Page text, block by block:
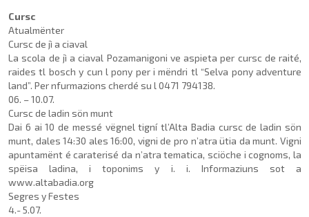
Cursc
Atualmënter
Cursc de jì a ciaval
La scola de jì a ciaval Poza­manigoni ve aspieta per cursc de raité,
raides tl bosch y cun l pony per i mëndri tl “Selva pony adventure
land”. Per nfurmazions cherdé su l 0471 794138.
06. – 10.07.
Cursc de ladin sön munt
Dai 6 ai 10 de messé vëgnel tigní tl’Alta Badia cursc de ladin sön
munt, dales 14:30 ales 16:00, vigni de pro n’atra ütia da munt. Vigni
apunta­mënt é caraterisé da n’atra tematica, sciöche i cognoms, la
spëisa ladina, i toponims y i. i. Informaziuns sot a
www.altabadia.org
Segres y Festes
4.- 5.07.